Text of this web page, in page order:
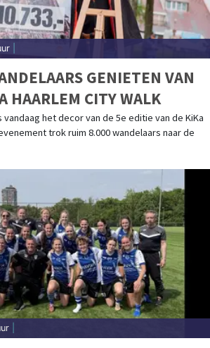
GENIETEN VAN
HAARLEM CITY WALK
vandaag het decor van de 5e editie van de KiKa
trok ruim 8.000 wandelaars naar de